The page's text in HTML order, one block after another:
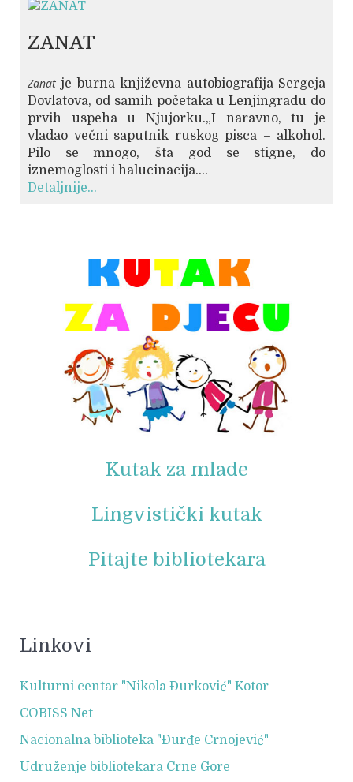
ZANAT
Zanat je burna književna autobiografija Sergeja
Dovlatova, od samih početaka u Lenjingradu do
prvih uspeha u Njujorku.„I naravno, tu je
vladao večni saputnik ruskog pisca – alkohol.
Pilo se mnogo, šta god se stigne, do
iznemoglosti i halucinacija....
Detaljnije...
Kutak za mlade
Lingvistički kutak
Pitajte bibliotekara
Linkovi
Kulturni centar "Nikola Đurković" Kotor
COBISS Net
Nacionalna biblioteka "Đurđe Crnojević"
Udruženje bibliotekara Crne Gore